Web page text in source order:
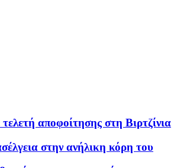
αποφοίτησης στη Βιρτζίνια
στην ανήλικη κόρη του